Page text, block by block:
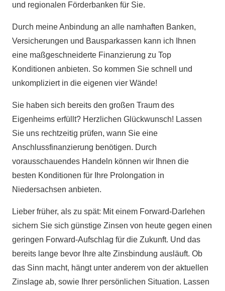
und regionalen Förderbanken für Sie.
Durch meine Anbindung an alle namhaften Banken,
Versicherungen und Bausparkassen kann ich Ihnen
eine maßgeschneiderte Finanzierung zu Top
Konditionen anbieten. So kommen Sie schnell und
unkompliziert in die eigenen vier Wände!
Sie haben sich bereits den großen Traum des
Eigenheims erfüllt? Herzlichen Glückwunsch! Lassen
Sie uns rechtzeitig prüfen, wann Sie eine
Anschlussfinanzierung benötigen. Durch
vorausschauendes Handeln können wir Ihnen die
besten Konditionen für Ihre Prolongation in
Niedersachsen anbieten.
Lieber früher, als zu spät: Mit einem Forward-Darlehen
sichern Sie sich günstige Zinsen von heute gegen einen
geringen Forward-Aufschlag für die Zukunft. Und das
bereits lange bevor Ihre alte Zinsbindung ausläuft. Ob
das Sinn macht, hängt unter anderem von der aktuellen
Zinslage ab, sowie Ihrer persönlichen Situation. Lassen